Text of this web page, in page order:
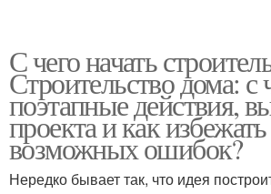
С чего начать
Строительство дома: с
поэтапные действия,
проекта и как избежать
возможных ошибок?
Нередко бывает так, что идея